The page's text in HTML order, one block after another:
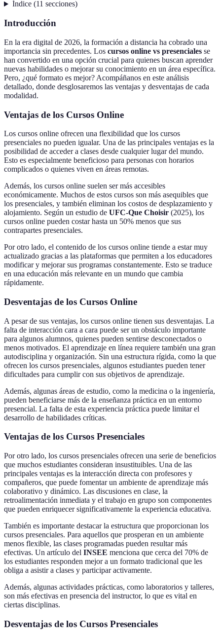
Índice(11 secciones)
Introducción
En la era digital de 2026, la formación a distancia ha cobrado una
importancia sin precedentes. Los cursos online vs presenciales se
han convertido en una opción crucial para quienes buscan aprender
nuevas habilidades o mejorar su conocimiento en un área específica.
Pero, ¿qué formato es mejor? Acompáñanos en este análisis
detallado, donde desglosaremos las ventajas y desventajas de cada
modalidad.
Ventajas de los Cursos Online
Los cursos online ofrecen una flexibilidad que los cursos
presenciales no pueden igualar. Una de las principales ventajas es la
posibilidad de acceder a clases desde cualquier lugar del mundo.
Esto es especialmente beneficioso para personas con horarios
complicados o quienes viven en áreas remotas.
Además, los cursos online suelen ser más accesibles
económicamente. Muchos de estos cursos son más asequibles que
los presenciales, y también eliminan los costos de desplazamiento y
alojamiento. Según un estudio de UFC-Que Choisir (2025), los
cursos online pueden costar hasta un 50% menos que sus
contrapartes presenciales.
Por otro lado, el contenido de los cursos online tiende a estar muy
actualizado gracias a las plataformas que permiten a los educadores
modificar y mejorar sus programas constantemente. Esto se traduce
en una educación más relevante en un mundo que cambia
rápidamente.
Desventajas de los Cursos Online
A pesar de sus ventajas, los cursos online tienen sus desventajas. La
falta de interacción cara a cara puede ser un obstáculo importante
para algunos alumnos, quienes pueden sentirse desconectados o
menos motivados. El aprendizaje en línea requiere también una gran
autodisciplina y organización. Sin una estructura rígida, como la que
ofrecen los cursos presenciales, algunos estudiantes pueden tener
dificultades para cumplir con sus objetivos de aprendizaje.
Además, algunas áreas de estudio, como la medicina o la ingeniería,
pueden beneficiarse más de la enseñanza práctica en un entorno
presencial. La falta de esta experiencia práctica puede limitar el
desarrollo de habilidades críticas.
Ventajas de los Cursos Presenciales
Por otro lado, los cursos presenciales ofrecen una serie de beneficios
que muchos estudiantes consideran insustituibles. Una de las
principales ventajas es la interacción directa con profesores y
compañeros, que puede fomentar un ambiente de aprendizaje más
colaborativo y dinámico. Las discusiones en clase, la
retroalimentación inmediata y el trabajo en grupo son componentes
que pueden enriquecer significativamente la experiencia educativa.
También es importante destacar la estructura que proporcionan los
cursos presenciales. Para aquellos que prosperan en un ambiente
menos flexible, las clases programadas pueden resultar más
efectivas. Un artículo del INSEE menciona que cerca del 70% de
los estudiantes responden mejor a un formato tradicional que les
obliga a asistir a clases y participar activamente.
Además, algunas actividades prácticas, como laboratorios y talleres,
son más efectivas en presencia del instructor, lo que es vital en
ciertas disciplinas.
Desventajas de los Cursos Presenciales